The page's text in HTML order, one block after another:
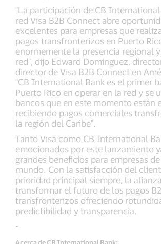
"La participación de CB International
red Visa B2B Connect abre
excelentes para empresas que
pagos transfronterizos en Puerto
enormemente la presencia regional
red", dijo Edward Dominguez,
director de Visa B2B Connect en
"CB International Bank es el primer
Puerto Rico en operar en la red y se
bancos que en este momento están
recibiendo pagos comerciales
la región del Caribe".
Tanto Visa como CB International
emocionados por este lanzamiento
grandes beneficios para empresas
mundo. Con la satisfacción del
prioridad principal siempre, la
transformar el futuro de los pagos
transfronterizos ofreciendo
predictibilidad y transparencia.
-